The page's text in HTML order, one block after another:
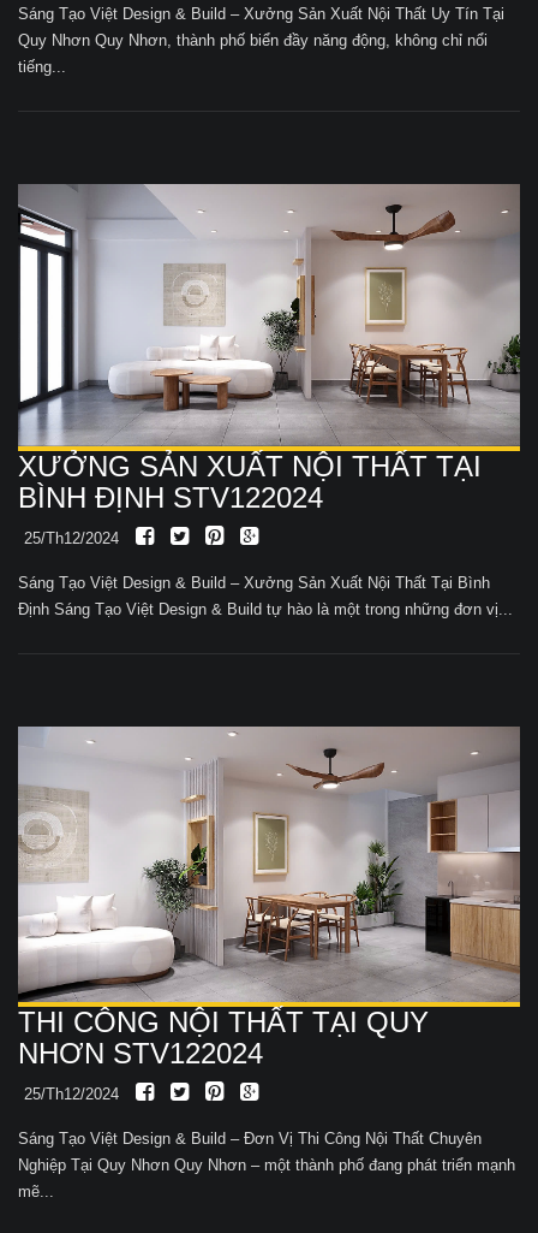
Sáng Tạo Việt Design & Build – Xưởng Sản Xuất Nội Thất Uy Tín Tại
Quy Nhơn Quy Nhơn, thành phố biển đầy năng động, không chỉ nổi
tiếng...
XƯỞNG SẢN XUẤT NỘI THẤT TẠI
BÌNH ĐỊNH STV122024
25/Th12/2024
Sáng Tạo Việt Design & Build – Xưởng Sản Xuất Nội Thất Tại Bình
Định Sáng Tạo Việt Design & Build tự hào là một trong những đơn vị...
THI CÔNG NỘI THẤT TẠI QUY
NHƠN STV122024
25/Th12/2024
Sáng Tạo Việt Design & Build – Đơn Vị Thi Công Nội Thất Chuyên
Nghiệp Tại Quy Nhơn Quy Nhơn – một thành phố đang phát triển mạnh
mẽ...